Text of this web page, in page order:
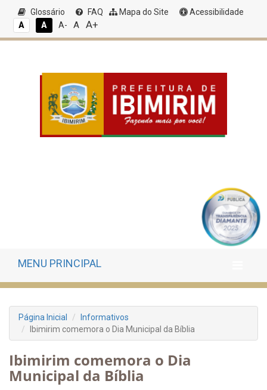
Glossário FAQ Mapa do Site
Acessibilidade
A
A A- A A+
MENU PRINCIPAL
Página Inicial
Informativos
Ibimirim comemora o Dia Municipal da Bíblia
Ibimirim comemora o Dia
Municipal da Bíblia